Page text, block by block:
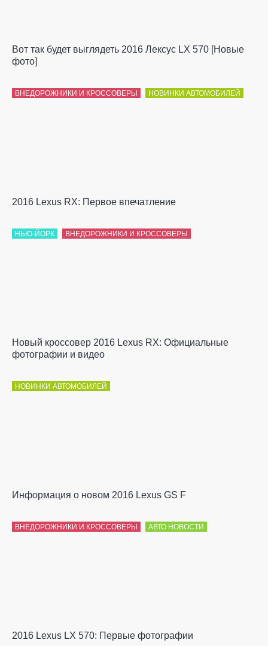
Вот так будет выглядеть 2016 Лексус LX 570 [Новые
фото]
ВНЕДОРОЖНИКИ И КРОССОВЕРЫ НОВИНКИ АВТОМОБИЛЕЙ
2016 Lexus RX: Первое впечатление
НЬЮ-ЙОРК ВНЕДОРОЖНИКИ И КРОССОВЕРЫ
Новый кроссовер 2016 Lexus RX: Официальные
фотографии и видео
НОВИНКИ АВТОМОБИЛЕЙ
Информация о новом 2016 Lexus GS F
ВНЕДОРОЖНИКИ И КРОССОВЕРЫ АВТО НОВОСТИ
2016 Lexus LX 570: Первые фотографии